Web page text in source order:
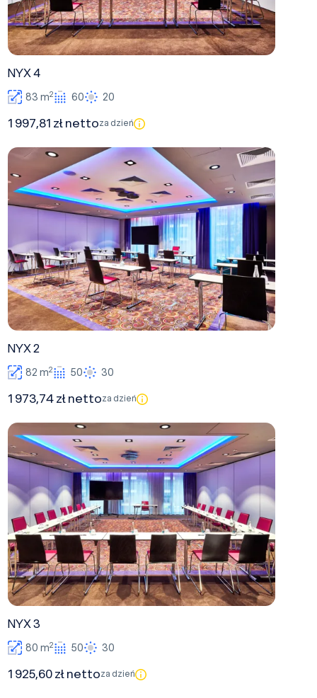
NYX 4
83 m2 60 20
1 997,81 zł nettoza dzień
NYX 2
NYX 2
82 m2 50 30
1 973,74 zł nettoza dzień
NYX 3
NYX 3
80 m2 50 30
1 925,60 zł nettoza dzień